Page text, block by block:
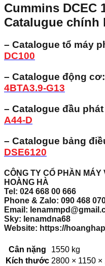
Cummins DCEC
Catalugue chính
– Catalogue tổ máy
DC100
– Catalogue động cơ:
4BTA3.9-G13
– Catalogue đầu
A44-D
– Catalogue bảng
DSE6120
CÔNG TY CỔ PHẦN MÁY
HOÀNG HÀ
Tel: 024 668 00 666
Phone & Zalo: 090 468
Email:
Sky: lenamdna68
Website: https://
Cân nặng
1550 kg
Kích thước 2800 × 1150 ×